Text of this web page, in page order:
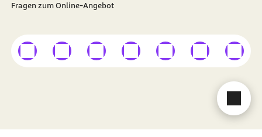
Fragen zum Online-Angebot
Besuchen Sie dieBARMER auf
externer Linkexterner Linkexterner Linkexterner Linkexterner Linkexterner Link